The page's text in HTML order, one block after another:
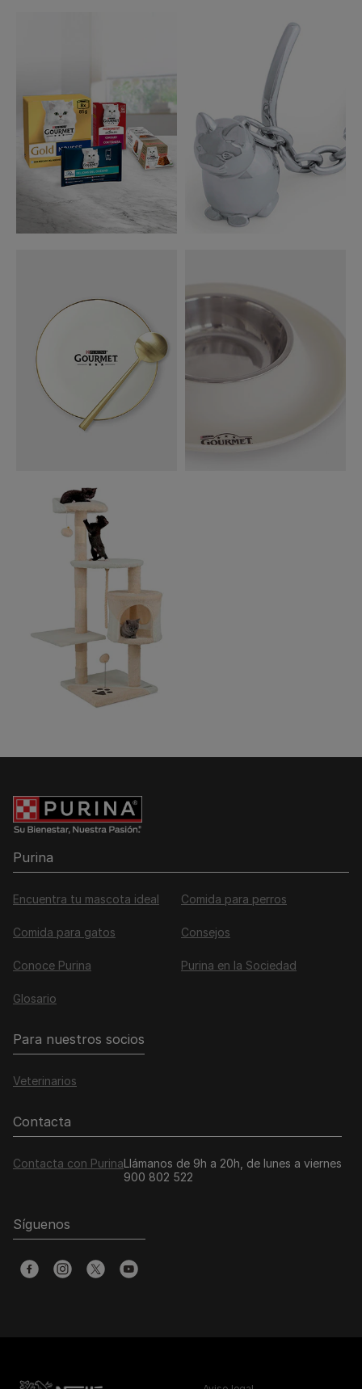
Purina
Encuentra tu mascota ideal Comida para perros
Comida para gatos Consejos
Conoce Purina Purina en la Sociedad
Glosario
Para nuestros socios
Veterinarios
Contacta
Contacta con PurinaLlámanos de 9h a 20h, de lunes a viernes
900 802 522
Síguenos